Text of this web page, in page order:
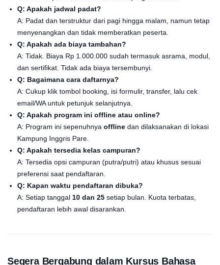
Q: Apakah jadwal padat?
A: Padat dan terstruktur dari pagi hingga malam, namun tetap
menyenangkan dan tidak memberatkan peserta.
Q: Apakah ada biaya tambahan?
A: Tidak. Biaya Rp 1.000.000 sudah termasuk asrama, modul,
dan sertifikat. Tidak ada biaya tersembunyi.
Q: Bagaimana cara daftarnya?
A: Cukup klik tombol booking, isi formulir, transfer, lalu cek
email/WA untuk petunjuk selanjutnya.
Q: Apakah program ini offline atau online?
A: Program ini sepenuhnya offline dan dilaksanakan di lokasi
Kampung Inggris Pare.
Q: Apakah tersedia kelas campuran?
A: Tersedia opsi campuran (putra/putri) atau khusus sesuai
preferensi saat pendaftaran.
Q: Kapan waktu pendaftaran dibuka?
A: Setiap tanggal 10 dan 25 setiap bulan. Kuota terbatas,
pendaftaran lebih awal disarankan.
Segera Bergabung dalam Kursus Bahasa